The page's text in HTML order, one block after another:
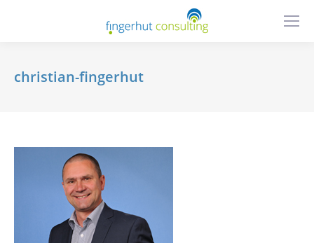
christian-fingerhut